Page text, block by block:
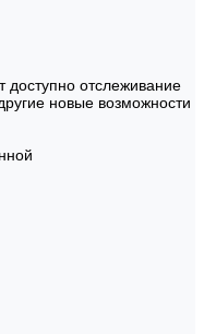
доступно отслеживание
новые возможности